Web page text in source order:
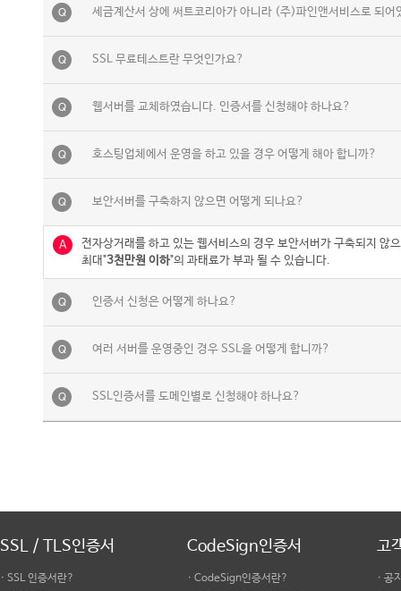
Q 세금계산서 상에 써트코리아가 아니라 (주)파인앤서비스로 되
Q SSL 무료테스트란 무엇인가요?
Q 웹서버를 교체하였습니다. 인증서를 신청해야 하나요?
Q 호스팅업체에서 운영을 하고 있을 경우 어떻게 해아 합니까?
Q 보안서버를 구축하지 않으면 어떻게 되나요?
A
전자상거래를 하고 있는 웹서비스의 경우 보안서버가 구축되지 않
최대"3천만원 이하"의 과태료가 부과 될 수 있습니다.
Q 인증서 신청은 어떻게 하나요?
Q 여러 서버를 운영중인 경우 SSL을 어떻게 합니까?
Q SSL인증서를 도메인별로 신청해야 하나요?
SSL / TLS인증서
· SSL 인증서란?
CodeSign인증서
· CodeSign인증서란?
고
· 공